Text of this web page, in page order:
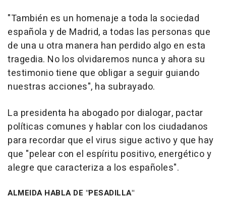
"También es un homenaje a toda la sociedad
española y de Madrid, a todas las personas que
de una u otra manera han perdido algo en esta
tragedia. No los olvidaremos nunca y ahora su
testimonio tiene que obligar a seguir guiando
nuestras acciones", ha subrayado.
La presidenta ha abogado por dialogar, pactar
políticas comunes y hablar con los ciudadanos
para recordar que el virus sigue activo y que hay
que "pelear con el espíritu positivo, energético y
alegre que caracteriza a los españoles".
ALMEIDA HABLA DE "PESADILLA"